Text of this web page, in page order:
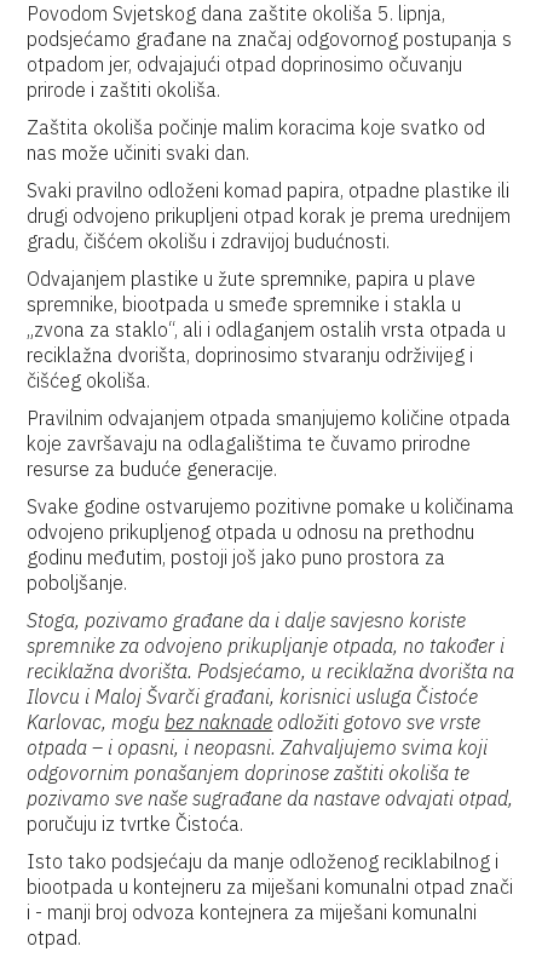
Povodom Svjetskog dana zaštite okoliša 5. lipnja,
podsjećamo građane na značaj odgovornog postupanja s
otpadom jer, odvajajući otpad doprinosimo očuvanju
prirode i zaštiti okoliša.
Zaštita okoliša počinje malim koracima koje svatko od
nas može učiniti svaki dan.
Svaki pravilno odloženi komad papira, otpadne plastike ili
drugi odvojeno prikupljeni otpad korak je prema urednijem
gradu, čišćem okolišu i zdravijoj budućnosti.
Odvajanjem plastike u žute spremnike, papira u plave
spremnike, biootpada u smeđe spremnike i stakla u
„zvona za staklo“, ali i odlaganjem ostalih vrsta otpada u
reciklažna dvorišta, doprinosimo stvaranju održivijeg i
čišćeg okoliša.
Pravilnim odvajanjem otpada smanjujemo količine otpada
koje završavaju na odlagalištima te čuvamo prirodne
resurse za buduće generacije.
Svake godine ostvarujemo pozitivne pomake u količinama
odvojeno prikupljenog otpada u odnosu na prethodnu
godinu međutim, postoji još jako puno prostora za
poboljšanje.
Stoga, pozivamo građane da i dalje savjesno koriste
spremnike za odvojeno prikupljanje otpada, no također i
reciklažna dvorišta. Podsjećamo, u reciklažna dvorišta na
Ilovcu i Maloj Švarči građani, korisnici usluga Čistoće
Karlovac, mogubez naknade odložiti gotovo sve vrste
otpada – i opasni, i neopasni.Zahvaljujemo svima koji
odgovornim ponašanjem doprinose zaštiti okoliša te
pozivamo sve naše sugrađane da nastave odvajati otpad,
poručuju iz tvrtke Čistoća.
Isto tako podsjećaju da manje odloženog reciklabilnog i
biootpada u kontejneru za miješani komunalni otpad znači
i - manji broj odvoza kontejnera za miješani komunalni
otpad.